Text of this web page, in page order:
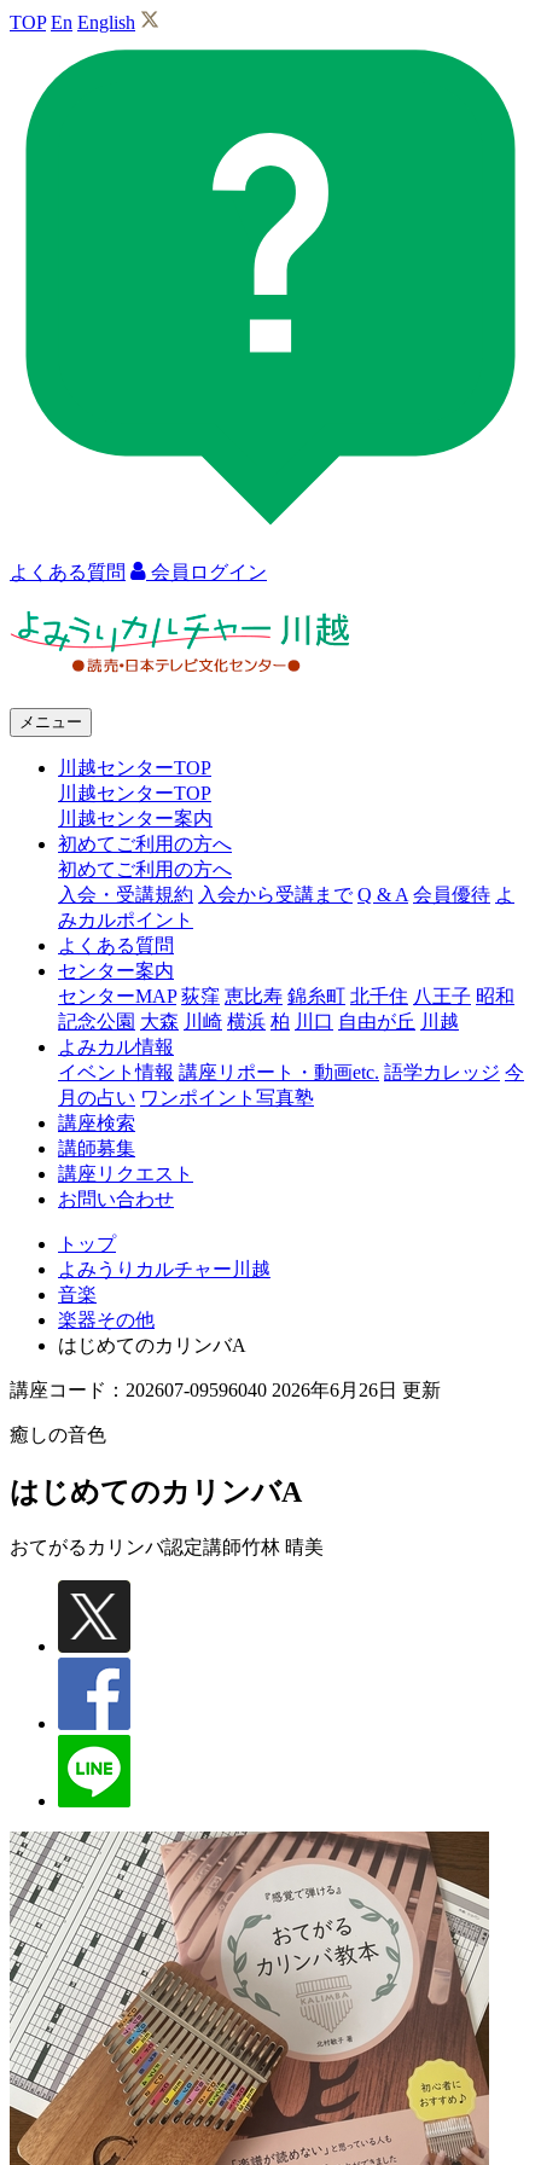
TOP En English
よくある質問 会員ログイン
ャ
越
メニュー
川越センターTOP
川越センターTOP
川越センター案内
初めてご利用の方へ
初めてご利用の方へ
入会・受講規約 入会から受講まで Q & A 会員優待 よ
みカルポイント
よくある質問
センター案内
センターMAP 荻窪 恵比寿 錦糸町 北千住 八王子 昭和
記念公園 大森 川崎 横浜 柏 川口 自由が丘 川越
よみカル情報
イベント情報 講座リポート・動画etc. 語学カレッジ 今
月の占い ワンポイント写真塾
講座検索
講師募集
講座リクエスト
お問い合わせ
トップ
よみうりカルチャー川越
音楽
楽器その他
はじめてのカリンバA
講座コード：202607-09596040 2026年6月26日 更新
癒しの音色
はじめてのカリンバA
おてがるカリンバ認定講師竹林 晴美